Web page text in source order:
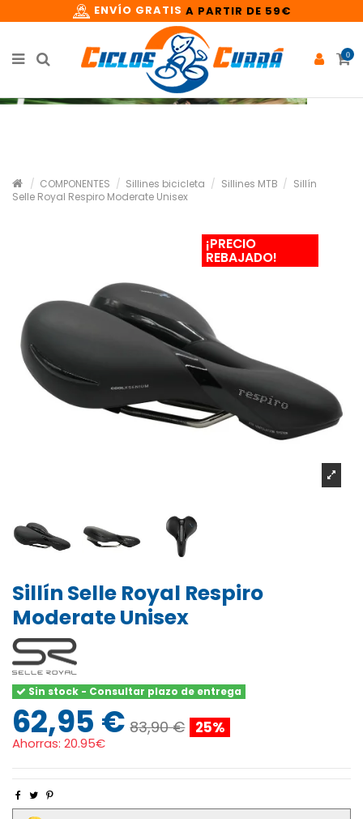
ENVÍO GRATIS A PARTIR DE 59€
0
COMPONENTES Sillines bicicleta Sillines MTB
Sillín
Selle Royal Respiro Moderate Unisex
¡PRECIO
REBAJADO!
Sillín Selle Royal Respiro
Moderate Unisex
Sin stock - Consultar plazo de entrega
62,95 € 83,90 € 25%
Ahorras: 20.95€